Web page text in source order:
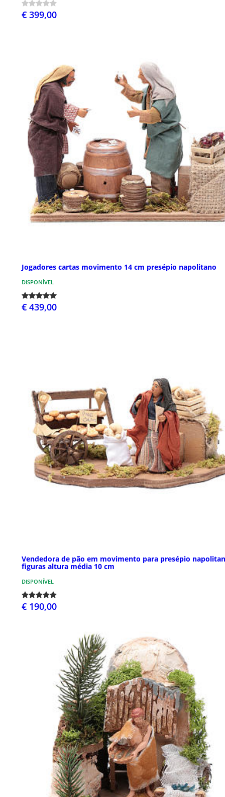
€ 399,00
Jogadores cartas movimento 14 cm presépio napolitano
DISPONÍVEL
€ 439,00
Vendedora de pão em movimento para presépio
figuras altura média 10 cm
DISPONÍVEL
€ 190,00